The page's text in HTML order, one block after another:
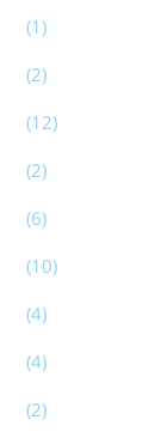
(1)
(2)
(12)
(2)
(6)
(10)
(4)
(4)
(2)